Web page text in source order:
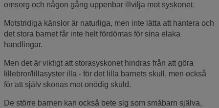
omsorg och någon gång uppenbar illvilja mot syskonet.
Motstridiga känslor är naturliga, men inte lätta att hantera och
det stora barnet får inte helt fördömas för sina elaka
handlingar.
Men det är viktigt att storasyskonet hindras från att göra
lillebror/lillasyster illa - för det lilla barnets skull, men också
för att själv skonas mot onödig skuld.
De större barnen kan också bete sig som småbarn själva,